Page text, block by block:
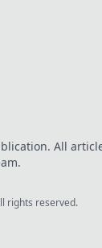
All
rights reserved.